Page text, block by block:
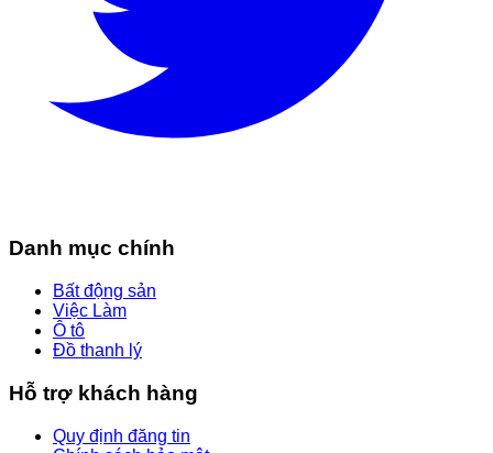
Danh mục chính
Bất động sản
Việc Làm
Ô tô
Đồ thanh lý
Hỗ trợ khách hàng
Quy định đăng tin